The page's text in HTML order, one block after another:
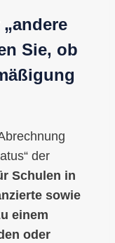
Sie, ob
der
Schulen in
sowie
einem
oder